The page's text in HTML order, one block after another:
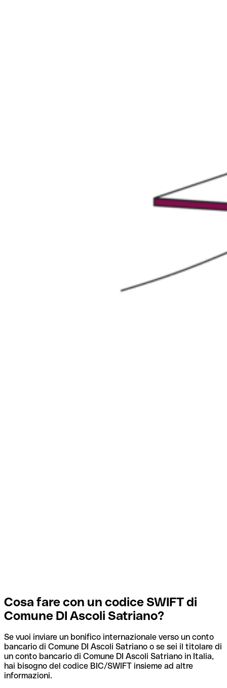
Cosa fare con un codice SWIFT di
Comune DI Ascoli Satriano?
Se vuoi inviare un bonifico internazionale verso un conto
bancario di Comune DI Ascoli Satriano o se sei il titolare di
un conto bancario di Comune DI Ascoli Satriano in Italia,
hai bisogno del codice BIC/SWIFT insieme ad altre
informazioni.